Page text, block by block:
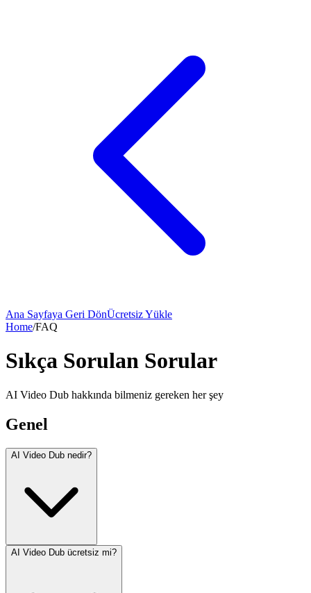
Ana Sayfaya Geri DönÜcretsiz Yükle
Home/FAQ
Sıkça Sorulan Sorular
AI Video Dub hakkında bilmeniz gereken her şey
Genel
AI Video Dub nedir?
AI Video Dub ücretsiz mi?